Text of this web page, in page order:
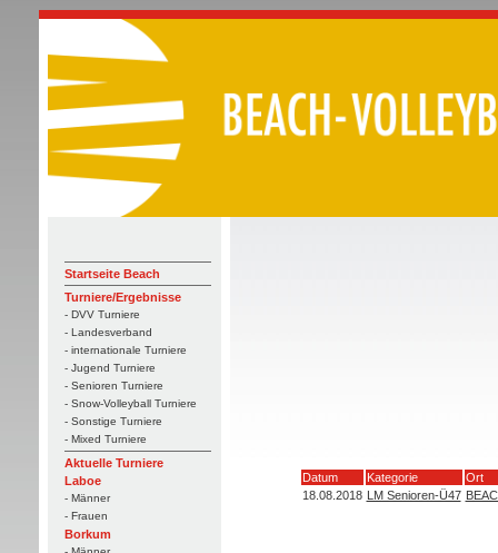
Startseite Beach
Turniere/Ergebnisse
- DVV Turniere
- Landesverband
- internationale Turniere
- Jugend Turniere
- Senioren Turniere
- Snow-Volleyball Turniere
- Sonstige Turniere
- Mixed Turniere
Aktuelle Turniere
Laboe
- Männer
- Frauen
Borkum
Datum Kategorie
Ort
18.08.2018 LM Senioren-Ü47